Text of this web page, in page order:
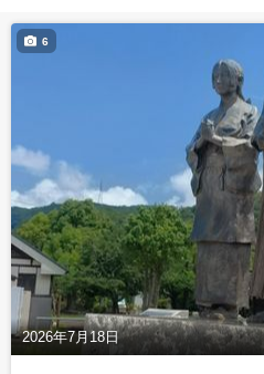
2026年7月18日
6